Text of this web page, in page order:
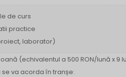
de curs
practice
laborator)
(echivalentul a 500 RON/lună x
va acorda în tranșe: